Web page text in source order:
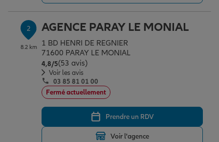
Placements financiers
Investissements immobiliers
Transmission
Déménager
Changer de voiture
Départ à la retraite
Outre-mer
Assurance auto
Assurance habitation
Professionnels
Allianz en France
2
8.2 km
AGENCE PARAY LE MONIAL
1 BD HENRI DE REGNIER
71600 PARAY LE MONIAL
4,8/5Note de 4.8 sur 5
(53 avis)
Voir les avis
03 85 81 01 00
Fermé actuellement
Prendre un RDV
Voir l'agence